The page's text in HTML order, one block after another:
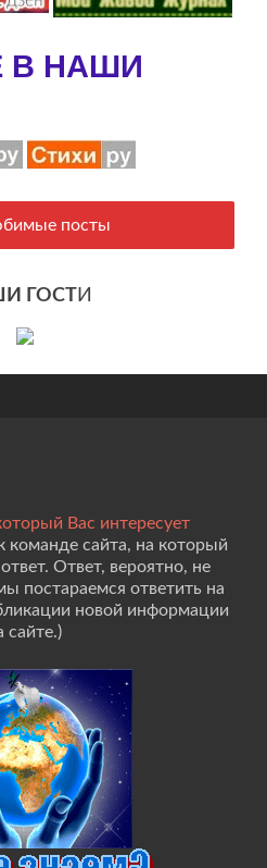
В НАШИ
посты
ГОСТИ
Вас интересует
сайта, на который
Ответ, вероятно, не
постараемся ответить на
новой информации
сайте.)